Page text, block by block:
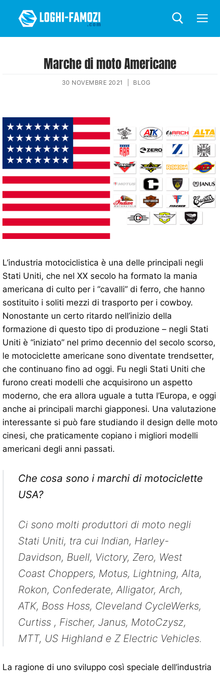
Marche di moto Americane
30 NOVEMBRE 2021 BLOG
L’industria motociclistica è una delle principali negli
Stati Uniti, che nel XX secolo ha formato la mania
americana di culto per i “cavalli” di ferro, che hanno
sostituito i soliti mezzi di trasporto per i cowboy.
Nonostante un certo ritardo nell’inizio della
formazione di questo tipo di produzione – negli Stati
Uniti è “iniziato” nel primo decennio del secolo scorso,
le motociclette americane sono diventate trendsetter,
che continuano fino ad oggi. Fu negli Stati Uniti che
furono creati modelli che acquisirono un aspetto
moderno, che era allora uguale a tutta l’Europa, e oggi
anche ai principali marchi giapponesi. Una valutazione
interessante si può fare studiando il design delle moto
cinesi, che praticamente copiano i migliori modelli
americani degli anni passati.
Che cosa sono i marchi di motociclette
USA?
Ci sono molti produttori di moto negli
Stati Uniti, tra cui Indian, Harley-
Davidson, Buell, Victory, Zero, West
Coast Choppers, Motus, Lightning, Alta,
Rokon, Confederate, Alligator, Arch,
ATK, Boss Hoss, Cleveland CycleWerks,
Curtiss , Fischer, Janus, MotoCzysz,
MTT, US Highland e Z Electric Vehicles.
La ragione di uno sviluppo così speciale dell’industria